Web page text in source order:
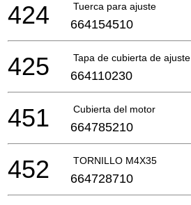
Tuerca para ajuste
424 664154510
Tapa de cubierta de ajuste
425 664110230
Cubierta del motor
451 664785210
TORNILLO M4X35
452 664728710